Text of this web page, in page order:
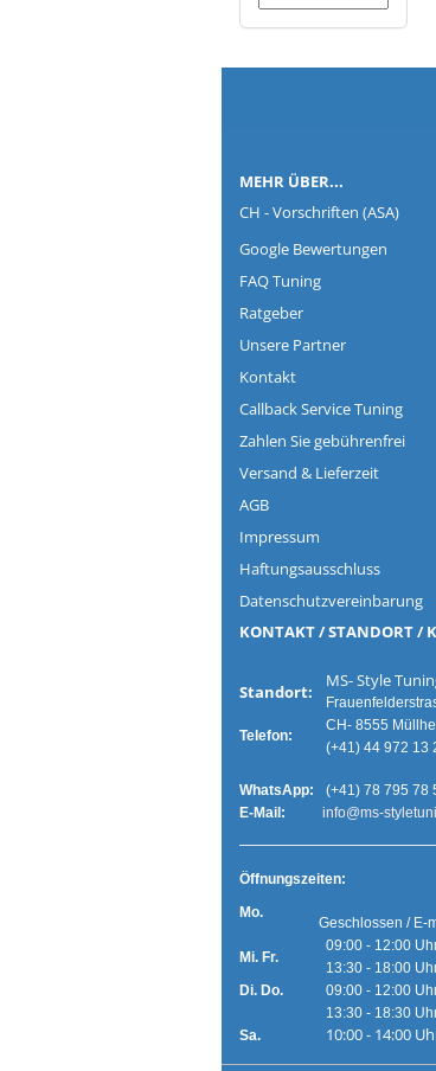
MEHR ÜBER...
CH - Vorschriften (ASA)
Google Bewertungen
FAQ Tuning
Ratgeber
Unsere Partner
Kontakt
Callback Service Tuning
Zahlen Sie gebührenfrei
Versand & Lieferzeit
AGB
Impressum
Haftungsausschluss
Datenschutzvereinbarung
KONTAKT / STANDORT /
Standort:
Telefon:
MS- Style
CH- 8555
(+41) 44 972 13
WhatsApp:
(+41) 78 795 78
E-Mail:
info@ms-
Öffnungszeiten:
Mo.
Mi. Fr.
Geschlossen / E-
09:00 -
13:30 -
Di. Do.
Sa.
09:00 - 12:00
13:30 - 18:30
10:00 - 14:00